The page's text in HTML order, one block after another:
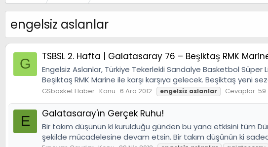
engelsiz aslanlar
G TSBSL 2. Hafta | Galatasaray 76 – Beşiktaş RMK
Engelsiz Aslanlar, Türkiye Tekerlekli Sandalye Basketbol Süper
Beşiktaş RMK Marine ile karşı karşıya gelecek. Beşiktaş yeni
GSbasket Haber Konu 6 Ara 2012 engelsiz aslanlar Cevaplar: 59
E Galatasaray'ın Gerçek Ruhu!
Bir takım düşünün ki kurulduğu günden bu yana etkisini tüm
şekilde mücadelesine devam etsin. Bir takım düşünün ki